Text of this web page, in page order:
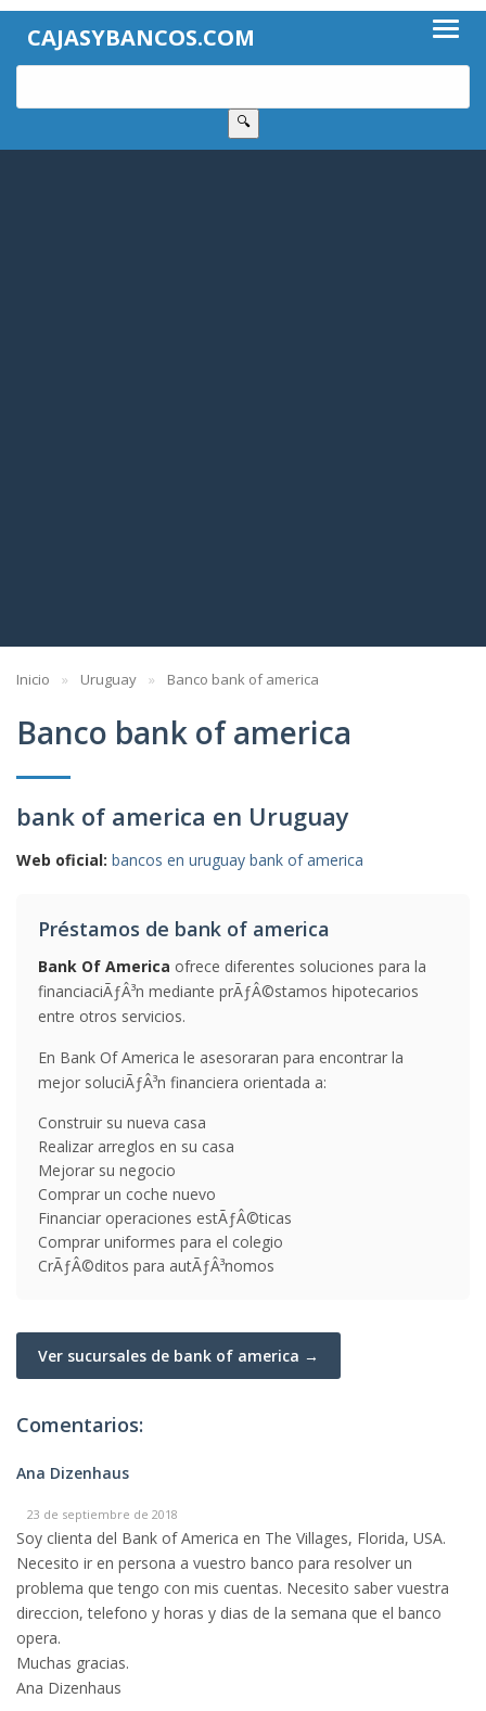
CAJASYBANCOS.COM
🔍
Inicio Uruguay Banco bank of america
Banco bank of america
bank of america en Uruguay
Web oficial: bancos en uruguay bank of america
Préstamos de bank of america
Bank Of America ofrece diferentes soluciones para la
financiaciÃƒÂ³n mediante prÃƒÂ©stamos hipotecarios
entre otros servicios.
En Bank Of America le asesoraran para encontrar la
mejor soluciÃƒÂ³n financiera orientada a:
Construir su nueva casa
Realizar arreglos en su casa
Mejorar su negocio
Comprar un coche nuevo
Financiar operaciones estÃƒÂ©ticas
Comprar uniformes para el colegio
CrÃƒÂ©ditos para autÃƒÂ³nomos
Ver sucursales de bank of america →
Comentarios:
Ana Dizenhaus
23 de septiembre de 2018
Soy clienta del Bank of America en The Villages, Florida, USA.
Necesito ir en persona a vuestro banco para resolver un
problema que tengo con mis cuentas. Necesito saber vuestra
direccion, telefono y horas y dias de la semana que el banco
opera.
Muchas gracias.
Ana Dizenhaus